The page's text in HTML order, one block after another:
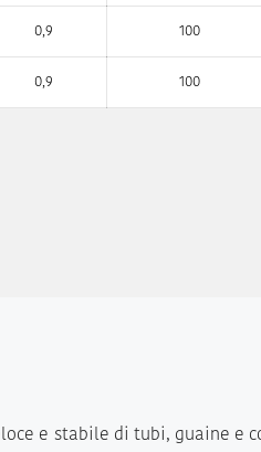
0,9 100
0,9 100
e stabile di tubi, guaine